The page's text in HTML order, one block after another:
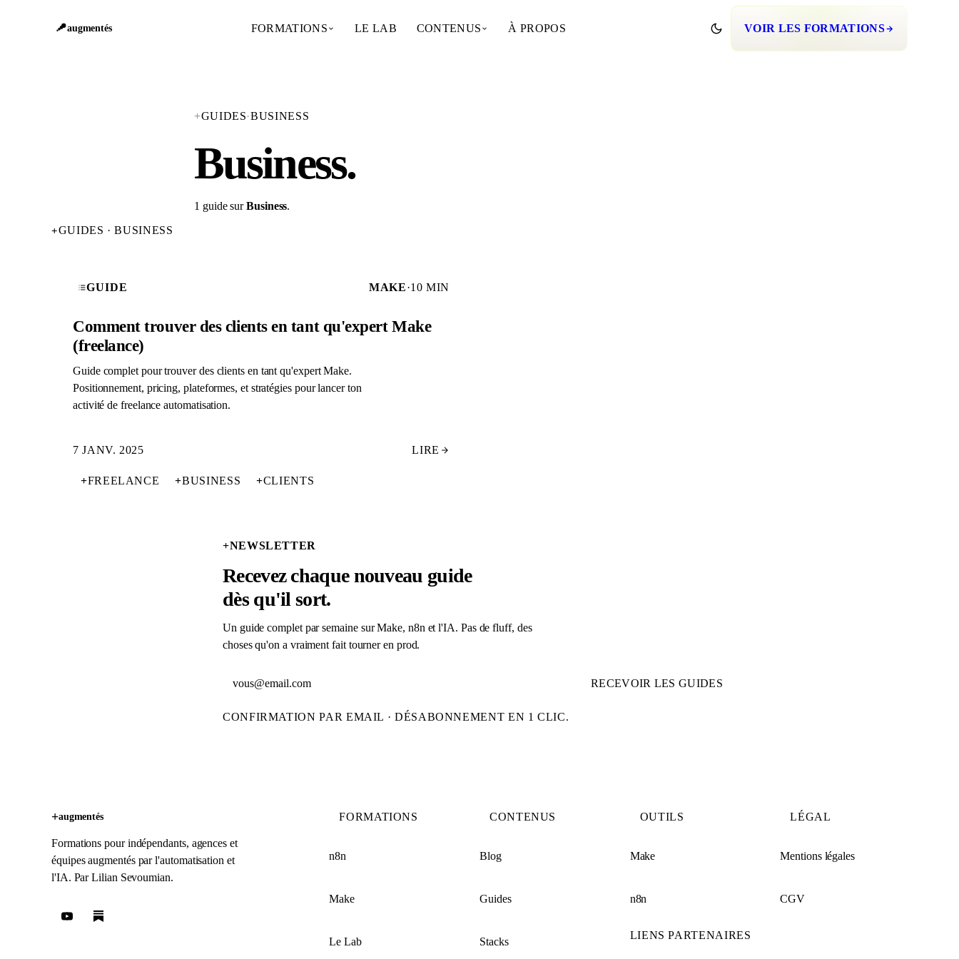
augmentés FORMATIONS LE LAB CONTENUS À PROPOS VOIR LES FORMATIONS
+GUIDES·BUSINESS
Business.
1 guide surBusiness.
+GUIDES · BUSINESS
GUIDE MAKE·10 MIN
Comment trouver des clients en tant qu'expert Make
(freelance)
Guide complet pour trouver des clients en tant qu'expert Make.
Positionnement, pricing, plateformes, et stratégies pour lancer ton
activité de freelance automatisation.
7 JANV. 2025 LIRE
+FREELANCE +BUSINESS +CLIENTS
+NEWSLETTER
Recevez chaque nouveau guide
dès qu'il sort.
Un guide complet par semaine sur Make, n8n et l'IA. Pas de fluff, des
choses qu'on a vraiment fait tourner en prod.
RECEVOIR LES GUIDES
CONFIRMATION PAR EMAIL · DÉSABONNEMENT EN 1 CLIC.
+augmentés
Formations pour indépendants, agences et
équipes augmentés par l'automatisation et
l'IA. ParLilian Sevoumian.
FORMATIONS
n8n
Make
Le Lab
CONTENUS
Blog
Guides
Stacks
OUTILS
Make
n8n
LIENS PARTENAIRES
LÉGAL
Mentions légales
CGV